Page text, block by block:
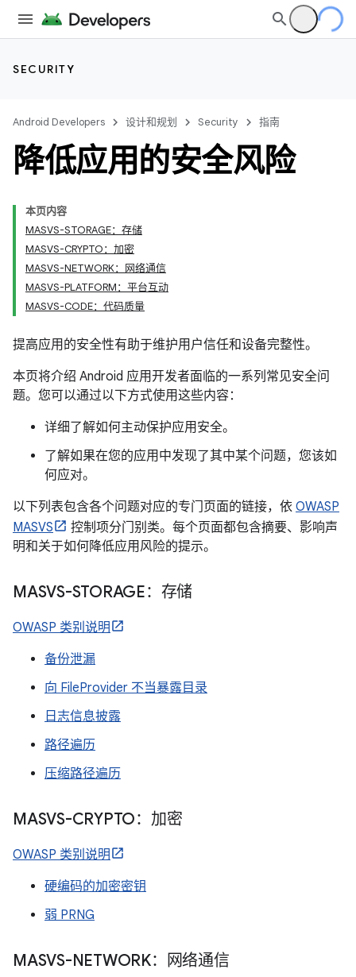
SECURITY
Android Developers 设计和规划 Security 指南
降低应用的安全风险
本页内容
MASVS-STORAGE：存储
MASVS-CRYPTO：加密
MASVS-NETWORK：网络通信
MASVS-PLATFORM：平台互动
MASVS-CODE：代码质量
提高应用的安全性有助于维护用户信任和设备完整性。
本页将介绍 Android 应用开发者面临的一系列常见安全问
题。您可以通过以下方式使用这些内容：
详细了解如何主动保护应用安全。
了解如果在您的应用中发现了其中某个问题，您该如
何应对。
以下列表包含各个问题对应的专门页面的链接，依 OWASP
MASVS
控制项分门别类。每个页面都包含摘要、影响声
明和关于如何降低应用风险的提示。
MASVS-STORAGE：存储
OWASP 类别说明
备份泄漏
向 FileProvider 不当暴露目录
日志信息披露
路径遍历
压缩路径遍历
MASVS-CRYPTO：加密
OWASP 类别说明
硬编码的加密密钥
弱 PRNG
MASVS-NETWORK：网络通信